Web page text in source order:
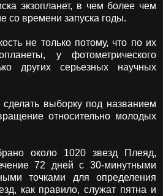
экзопланет, в чем более чем
со времени запуска годы.
не только потому, что по их
у фотометрического
других серьезных научных
выборку под названием
относительно молодых
около 1020 звезд Плеяд,
72 дней с 30-минутными
точками для определения
как правило, служат пятна и